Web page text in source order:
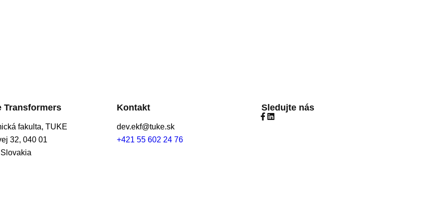
Transformers
fakulta, TUKE
32, 040 01
Kontakt
dev.ekf@tuke.sk
+421 55 602 24 76
Sledujte nás